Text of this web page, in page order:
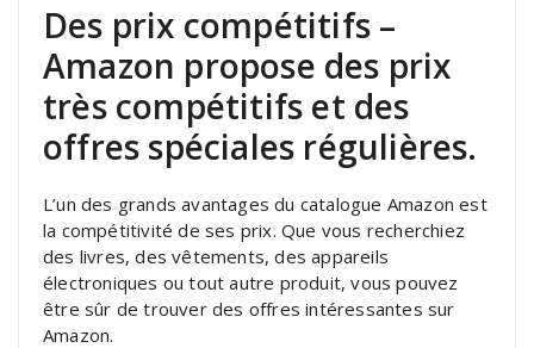
Des prix compétitifs –
Amazon propose des prix
très compétitifs et des
offres spéciales régulières.
L’un des grands avantages du catalogue Amazon est
la compétitivité de ses prix. Que vous recherchiez
des livres, des vêtements, des appareils
électroniques ou tout autre produit, vous pouvez
être sûr de trouver des offres intéressantes sur
Amazon.